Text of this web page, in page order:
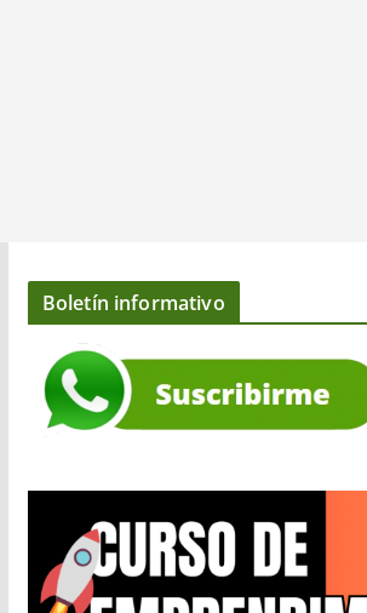
Boletín informativo